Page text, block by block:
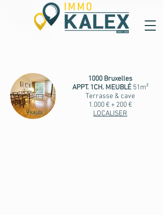
1000 Bruxelles
APPT. 1CH. MEUBLÉ51m²
Terrasse & cave
1.000 € + 200 €
LOCALISER